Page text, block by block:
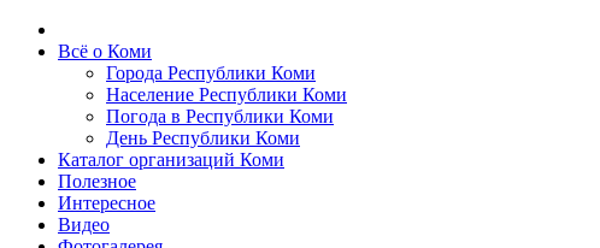
Всё о Коми
Города Республики Коми
Население Республики Коми
Погода в Республики Коми
День Республики Коми
Каталог организаций Коми
Полезное
Интересное
Видео